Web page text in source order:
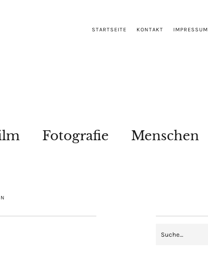
STARTSEITE KONTAKT IMPRESSUM
Fotografie Menschen